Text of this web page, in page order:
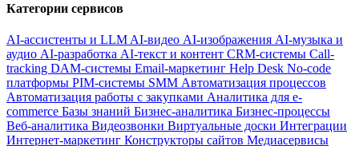
Категории сервисов
AI-ассистенты и LLM AI-видео AI-изображения AI-музыка и
аудио AI-разработка AI-текст и контент CRM-системы Call-
tracking DAM-системы Email-маркетинг Help Desk No-code
платформы PIM-системы SMM Автоматизация процессов
Автоматизация работы с закупками Аналитика для e-
commerce Базы знаний Бизнес-аналитика Бизнес-процессы
Веб-аналитика Видеозвонки Виртуальные доски Интеграции
Интернет-маркетинг Конструкторы сайтов Медиасервисы